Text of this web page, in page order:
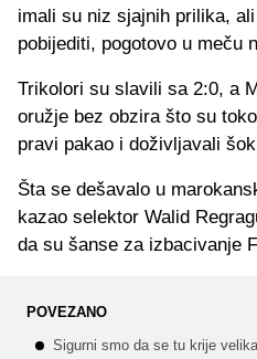
imali su niz sjajnih prilika,
pobijediti, pogotovo u meču
Trikolori su slavili sa 2:0, a
oružje bez obzira što su
pravi pakao i doživljavali
Šta se dešavalo u
kazao selektor Walid
da su šanse za izbacivanje
POVEZANO
Sigurni smo da se tu krije